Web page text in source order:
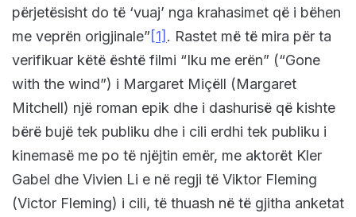
përjetësisht do të ‘vuaj’ nga krahasimet që i bëhen
me veprën origjinale”[1] . Rastet më të mira për ta
verifikuar këtë është filmi “Iku me erën” (“Gone
with the wind”) i Margaret Miçëll (Margaret
Mitchell) një roman epik dhe i dashurisë që kishte
bërë bujë tek publiku dhe i cili erdhi tek publiku i
kinemasë me po të njëjtin emër, me aktorët Kler
Gabel dhe Vivien Li e në regji të Viktor Fleming
(Victor Fleming) i cili, të thuash në të gjitha anketat